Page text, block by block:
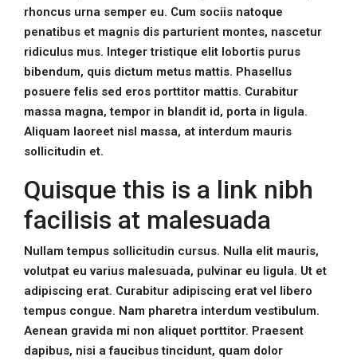
rhoncus urna semper eu. Cum sociis natoque
penatibus et magnis dis parturient montes, nascetur
ridiculus mus. Integer tristique elit lobortis purus
bibendum, quis dictum metus mattis. Phasellus
posuere felis sed eros porttitor mattis. Curabitur
massa magna, tempor in blandit id, porta in ligula.
Aliquam laoreet nisl massa, at interdum mauris
sollicitudin et.
Quisque this is a link nibh
facilisis at malesuada
Nullam tempus sollicitudin cursus. Nulla elit mauris,
volutpat eu varius malesuada, pulvinar eu ligula. Ut et
adipiscing erat. Curabitur adipiscing erat vel libero
tempus congue. Nam pharetra interdum vestibulum.
Aenean gravida mi non aliquet porttitor. Praesent
dapibus, nisi a faucibus tincidunt, quam dolor